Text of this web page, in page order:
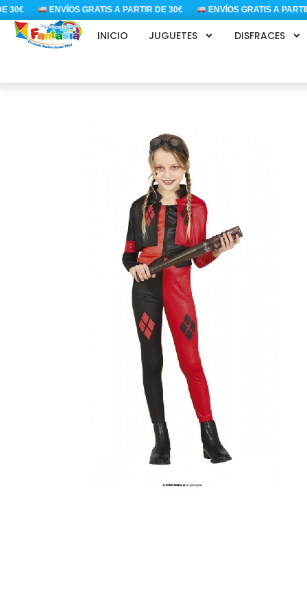
Ir
contenido
ENVÍOS GRATIS A PARTIR DE 30€ ENVÍOS GRATIS A PARTIR
INICIO JUGUETES DISFRACES